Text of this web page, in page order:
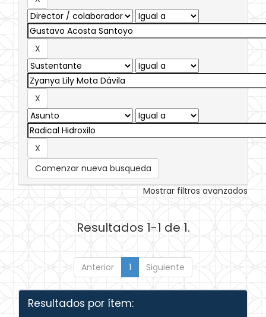
Comenzar nueva busqueda
Mostrar filtros avanzados
Resultados 1-1 de 1.
Anterior 1 Siguiente
Resultados por ítem: